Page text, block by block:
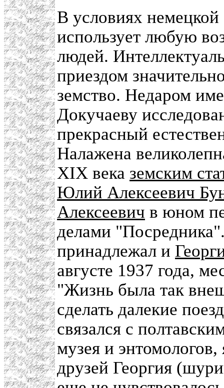
В условиях
использует любую
людей.
приездом
земство. Недаром
Докучаеву
прекрасный
Налажена
XIX века земским
Юлий Алексеевич
Алексеевич в юном
делами
принадлежал и
августе 1937 года,
"Жизнь была так
сделать далекие
связался с
музея и
друзей Георгия